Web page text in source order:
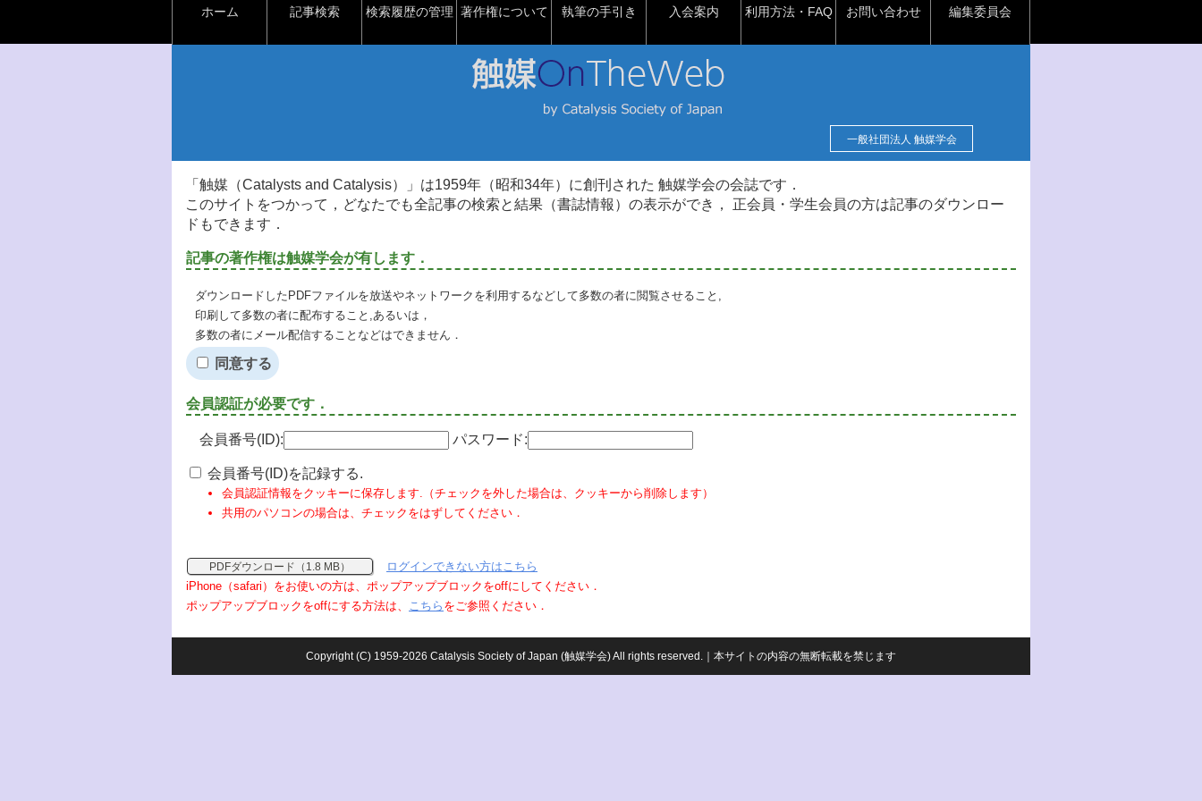
ホーム 記事検索 検索履歴の管理 著作権について 執筆の手引き 入会案内 利用方法・FAQ お問い合わせ 編集委員会
一般社団法人 触媒学会
「触媒（Catalysts and Catalysis）」は1959年（昭和34年）に創刊された 触媒学会の会誌です．
このサイトをつかって，どなたでも全記事の検索と結果（書誌情報）の表示ができ， 正会員・学生会員の方は記事のダウンロー
ドもできます．
記事の著作権は触媒学会が有します．
ダウンロードしたPDFファイルを放送やネットワークを利用するなどして多数の者に閲覧させること,
印刷して多数の者に配布すること,あるいは，
多数の者にメール配信することなどはできません．
同意する
会員認証が必要です．
会員番号(ID): パスワード:
会員番号(ID)を記録する.
会員認証情報をクッキーに保存します.（チェックを外した場合は、クッキーから削除します）
共用のパソコンの場合は、チェックをはずしてください．
PDFダウンロード（1.8 MB）
ログインできない方はこちら
iPhone（safari）をお使いの方は、ポップアップブロックをoffにしてください．
ポップアップブロックをoffにする方法は、 こちら をご参照ください．
Copyright (C) 1959-2026 Catalysis Society of Japan (触媒学会) All rights reserved.｜本サイトの内容の無断転載を禁じます